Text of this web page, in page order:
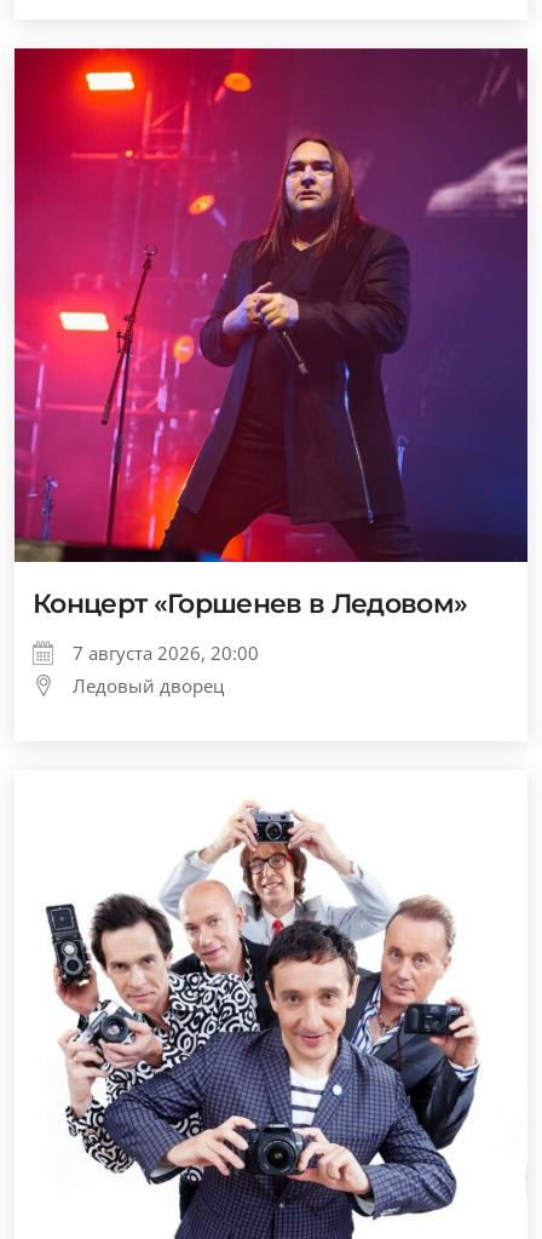
Концерт «Горшенев в Ледовом»
7 августа 2026, 20:00
Ледовый дворец